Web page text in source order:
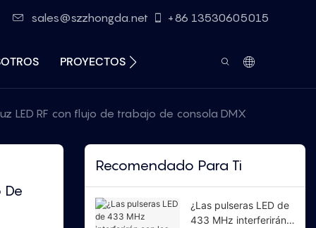
sales@szzhongda.net +86 13530605015
PROYECTOS CONTACTO
LED RF con flujo de trabajo de consola DMX
De
Recomendado Para Ti
¿Las pulseras LED de
433 MHz interferirán